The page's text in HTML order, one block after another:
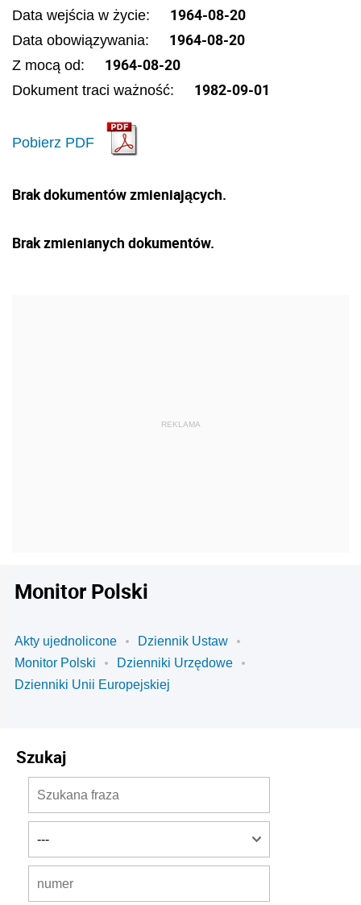
Data wejścia w życie: 1964-08-20
Data obowiązywania: 1964-08-20
Z mocą od: 1964-08-20
Dokument traci ważność: 1982-09-01
Pobierz PDF
Brak dokumentów zmieniających.
Brak zmienianych dokumentów.
Monitor Polski
Akty ujednolicone
Dziennik Ustaw
Monitor Polski
Dzienniki Urzędowe
Dzienniki Unii Europejskiej
Szukaj